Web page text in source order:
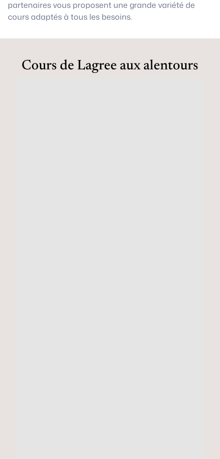
partenaires vous proposent une grande variété de
cours adaptés à tous les besoins.
Cours de Lagree aux alentours